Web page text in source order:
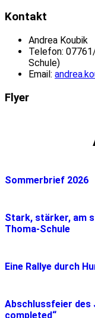
Kontakt
Andrea Koubik
Telefon:
Schule)
Email:
Flyer
Sommerbrief 2026
Stark, stärker, am
Thoma-Schule
Eine Rallye durch
Abschlussfeier des
completed“